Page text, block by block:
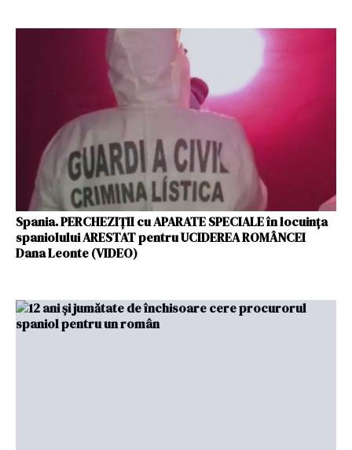
Spania. PERCHEZIȚII cu APARATE SPECIALE în locuința
spaniolului ARESTAT pentru UCIDEREA ROMÂNCEI
Dana Leonte (VIDEO)